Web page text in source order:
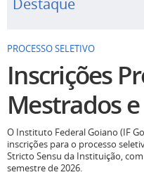
Inscrições
Mestrados
inscrições para o processo
Stricto Sensu da Instituição,
semestre de 2026.